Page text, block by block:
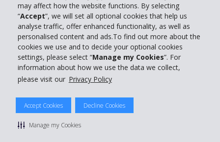
may affect how the website functions. By selecting
“Accept”, we will set all optional cookies that help us
analyse traffic, offer enhanced functionality, as well as
personalised content and ads.To find out more about the
cookies we use and to decide your optional cookies
settings, please select “Manage my Cookies”. For
information about how we use the data we collect,
please visit our Privacy Policy
Accept Cookies Decline Cookies
Manage my Cookies
Customer Service
Prenota con Hertz
© 2026 The Hertz System, Inc.
Privacy Policy | Condizioni di Utilizzo | Termini e Condizioni di
noleggio
Mappa sito Hertz